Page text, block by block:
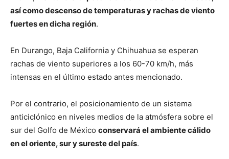
así como descenso de temperaturas y rachas de viento
fuertes en dicha región.
En Durango, Baja California y Chihuahua se esperan
rachas de viento superiores a los 60-70 km/h, más
intensas en el último estado antes mencionado.
Por el contrario, el posicionamiento de un sistema
anticiclónico en niveles medios de la atmósfera sobre el
sur del Golfo de México conservará el ambiente cálido
en el oriente, sur y sureste del país.